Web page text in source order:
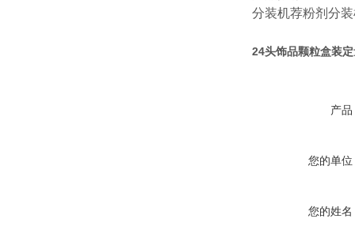
分装机荐粉剂分
24头饰品颗粒盒装
产品
您的单位
您的姓名